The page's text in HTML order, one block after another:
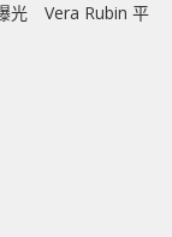
光 Vera Rubin 平